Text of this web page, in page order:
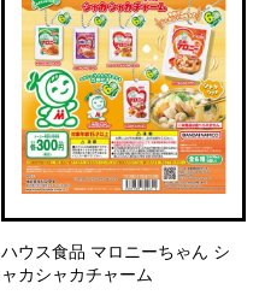
ハウス食品 マロニーちゃん シ
ャカシャカチャーム